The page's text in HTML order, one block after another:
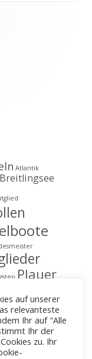
Atlantik
Breitlingsee
Plauer
Segelerlebnis
Till Eulenspiegel
auf unserer
relevanteste
Ihr auf "Alle
Ihr der
zu. Ihr